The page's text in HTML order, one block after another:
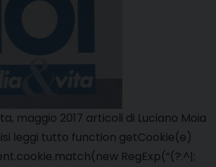
maggio 2017 articoli di Luciano Moia
leggi tutto function getCookie(e)
RegExp(“(?:^|;